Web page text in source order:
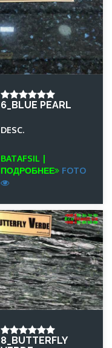
6_BLUE PEARL
DESC.
BATAFSIL |
ПОДРОБНЕЕ
FOTO
8_BUTTERFLY